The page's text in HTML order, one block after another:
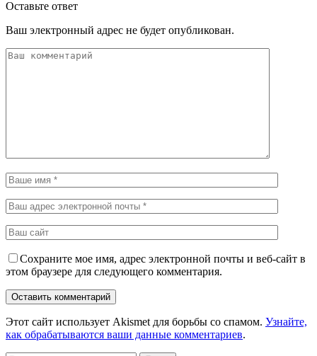
Оставьте ответ
Ваш электронный адрес не будет опубликован.
Сохраните мое имя, адрес электронной почты и веб-сайт в
этом браузере для следующего комментария.
Этот сайт использует Akismet для борьбы со спамом. Узнайте,
как обрабатываются ваши данные комментариев.